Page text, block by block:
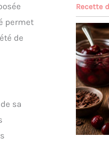
permet
de
sa
Recette